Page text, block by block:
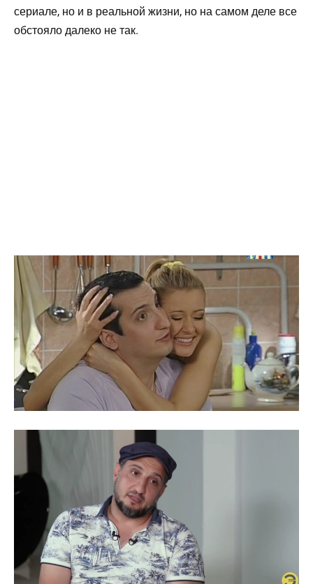
сериале, но и в реальной жизни, но на самом деле все
обстояло далеко не так.